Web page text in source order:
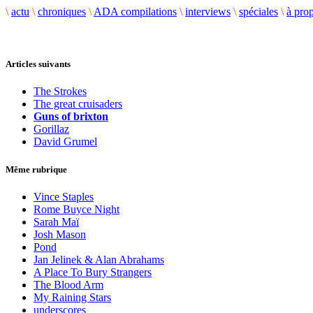
\ actu \ chroniques \ ADA compilations \ interviews \ spéciales \ à
Articles suivants
The Strokes
The great cruisaders
Guns of brixton
Gorillaz
David Grumel
Même rubrique
Vince Staples
Rome Buyce Night
Sarah Maï
Josh Mason
Pond
Jan Jelinek & Alan Abrahams
A Place To Bury Strangers
The Blood Arm
My Raining Stars
underscores